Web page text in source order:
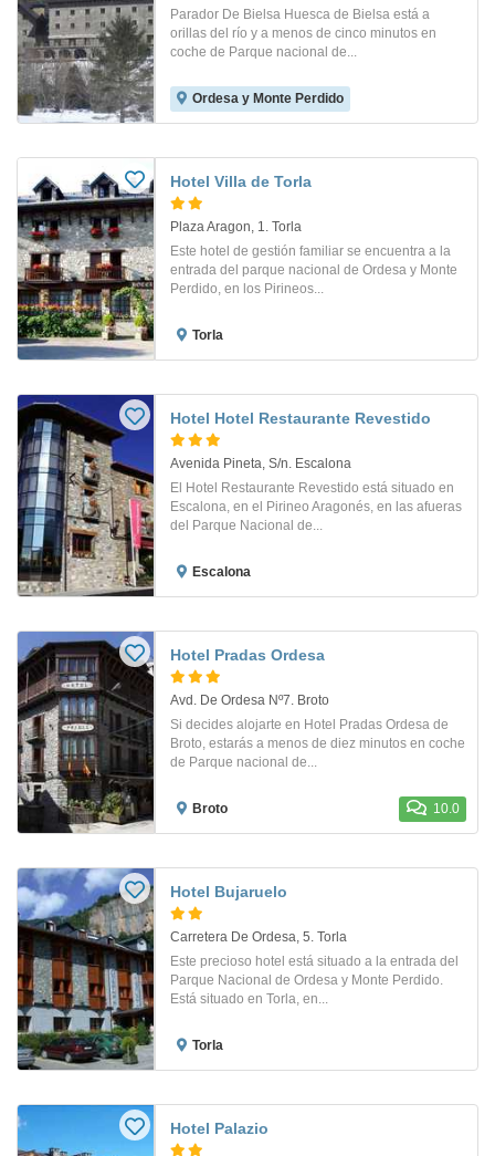
Parador De Bielsa Huesca de Bielsa está a
orillas del río y a menos de cinco minutos en
coche de Parque nacional de...
Ordesa y Monte Perdido
Hotel Villa de Torla
Plaza Aragon, 1. Torla
Este hotel de gestión familiar se encuentra a la
entrada del parque nacional de Ordesa y Monte
Perdido, en los Pirineos...
Torla
Hotel Hotel Restaurante Revestido
Avenida Pineta, S/n. Escalona
El Hotel Restaurante Revestido está situado en
Escalona, en el Pirineo Aragonés, en las afueras
del Parque Nacional de...
Escalona
Hotel Pradas Ordesa
Avd. De Ordesa Nº7. Broto
Si decides alojarte en Hotel Pradas Ordesa de
Broto, estarás a menos de diez minutos en coche
de Parque nacional de...
Broto 10.0
Hotel Bujaruelo
Carretera De Ordesa, 5. Torla
Este precioso hotel está situado a la entrada del
Parque Nacional de Ordesa y Monte Perdido.
Está situado en Torla, en...
Torla
Hotel Palazio